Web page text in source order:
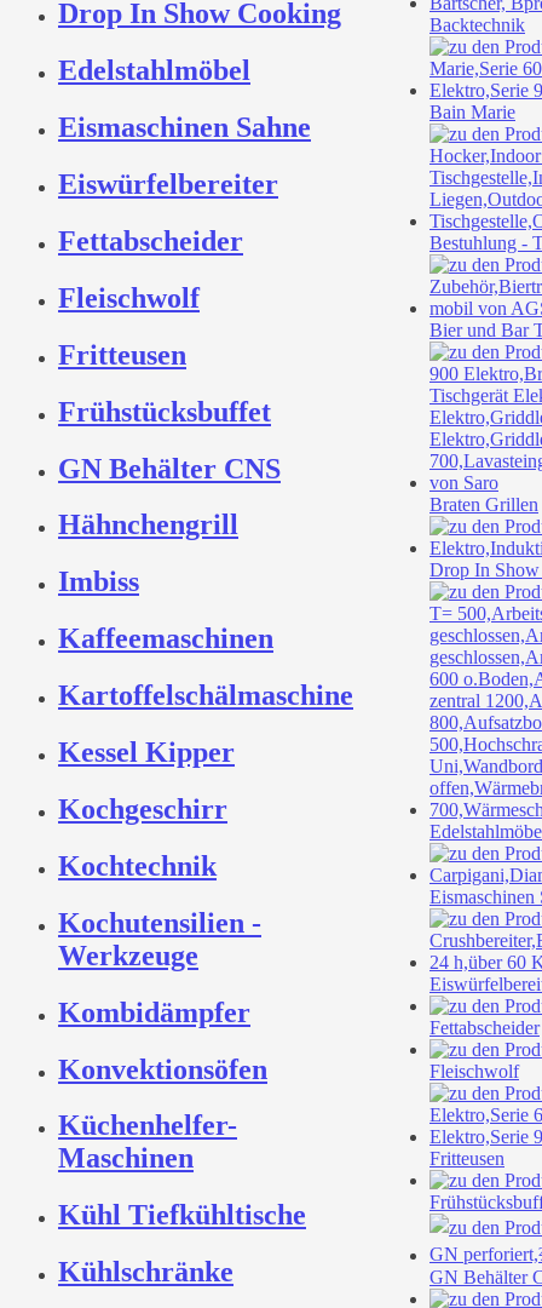
Drop In Show Cooking
Edelstahlmöbel
Eismaschinen Sahne
Eiswürfelbereiter
Fettabscheider
Fleischwolf
Fritteusen
Frühstücksbuffet
GN Behälter CNS
Hähnchengrill
Imbiss
Kaffeemaschinen
Kartoffelschälmaschine
Kessel Kipper
Kochgeschirr
Kochtechnik
Kochutensilien -
Werkzeuge
Kombidämpfer
Konvektionsöfen
Küchenhelfer-
Maschinen
Kühl Tiefkühltische
Kühlschränke
Backtechnik
Bain Marie
Bestuhlung -
Bier und Bar
Braten Grillen
Drop In
Eismaschinen
Fettabscheider
Fleischwolf
Fritteusen
GN Behälter